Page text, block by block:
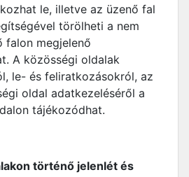
le, illetve az üzenő fal
törölheti a nem
falon megjelenő
A közösségi oldalak
le- és feliratkozásokról, az
oldal adatkezeléséről a
tájékozódhat.
történő jelenlét és